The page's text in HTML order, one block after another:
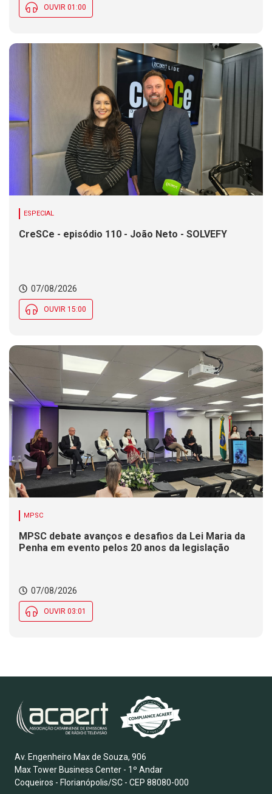
OUVIR 01:00
ESPECIAL
CreSCe - episódio 110 - João Neto - SOLVEFY
07/08/2026
OUVIR 15:00
MPSC
MPSC debate avanços e desafios da Lei Maria da
Penha em evento pelos 20 anos da legislação
07/08/2026
OUVIR 03:01
Av. Engenheiro Max de Souza, 906
Max Tower Business Center - 1º Andar
Coqueiros - Florianópolis/SC - CEP 88080-000